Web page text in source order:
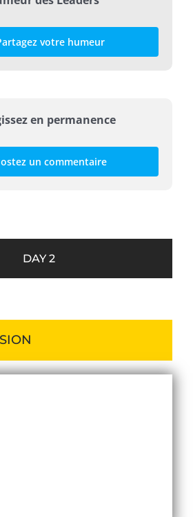
votre humeur
en permanence
un commentaire
DAY 2